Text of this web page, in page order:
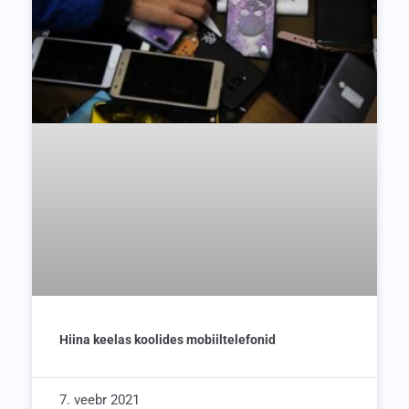
Hiina keelas koolides mobiiltelefonid
7. veebr 2021